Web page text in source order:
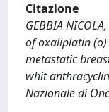
Citazione
GEBBIA
of oxaliplatin (o)
metastatic
whit
Nazionale di